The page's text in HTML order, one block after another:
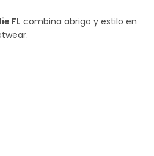
FL combina abrigo y estilo en